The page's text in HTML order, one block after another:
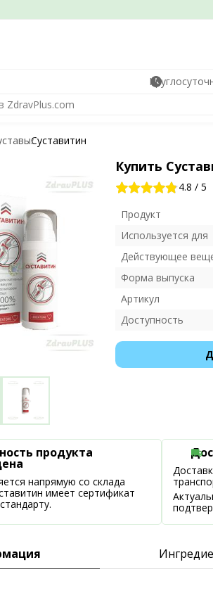
Суставитин
Купить
4.8 / 5
Продукт
Используется для
Действующее
Форма выпуска
Артикул
Доступность
продукта
напрямую со склада
имеет сертификат